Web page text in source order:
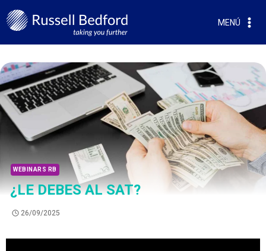
MENÚ
WEBINARS RB
¿LE DEBES AL SAT?
26/09/2025